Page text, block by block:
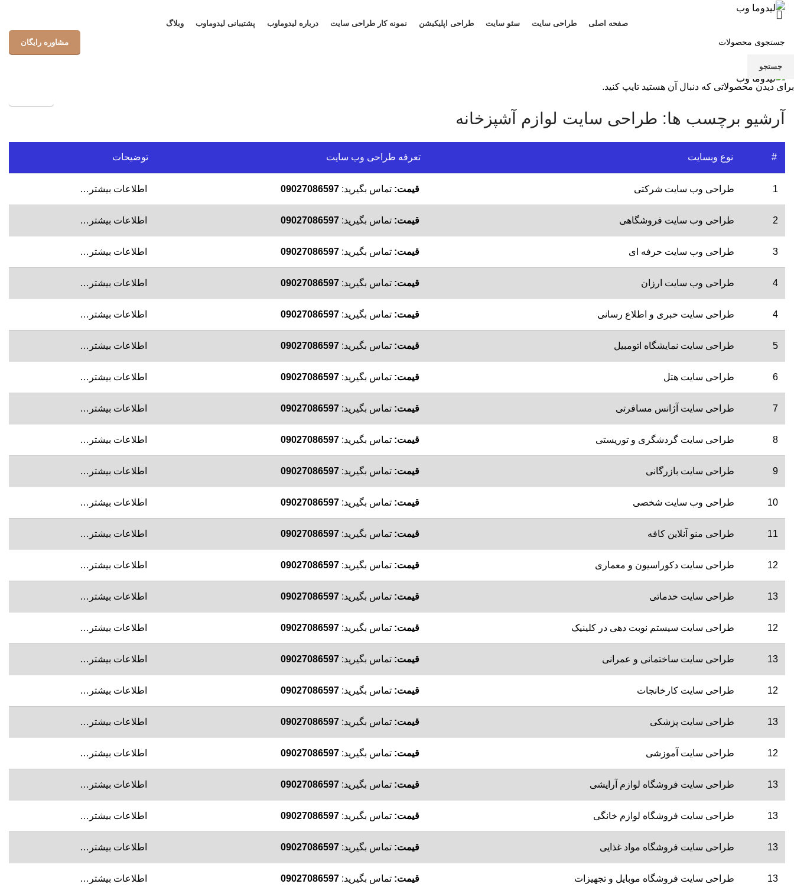
صفحه اصلی طراحی سایت سئو سایت طراحی اپلیکیشن نمونه کار طراحی سایت درباره لیدوماوب پشتیبانی لیدوماوب وبلاگ
مشاوره رایگان
آرشیو برچسب ها: طراحی سایت لوازم آشپزخانه
# نوع وبسایت تعرفه طراحی وب سایت توضیحات
1 طراحی وب سایت شرکتی قیمت: تماس بگیرید: 09027086597 اطلاعات بیشتر…
2 طراحی وب سایت فروشگاهی قیمت: تماس بگیرید: 09027086597 اطلاعات بیشتر…
3 طراحی وب سایت حرفه ای قیمت: تماس بگیرید: 09027086597 اطلاعات بیشتر…
4 طراحی وب سایت ارزان قیمت: تماس بگیرید: 09027086597 اطلاعات بیشتر…
4 طراحی سایت خبری و اطلاع رسانی قیمت: تماس بگیرید: 09027086597 اطلاعات بیشتر…
5 طراحی سایت نمایشگاه اتومبیل قیمت: تماس بگیرید: 09027086597 اطلاعات بیشتر…
6 طراحی سایت هتل قیمت: تماس بگیرید: 09027086597 اطلاعات بیشتر…
7 طراحی سایت آژانس مسافرتی قیمت: تماس بگیرید: 09027086597 اطلاعات بیشتر…
8 طراحی سایت گردشگری و توریستی قیمت: تماس بگیرید: 09027086597 اطلاعات بیشتر…
9 طراحی سایت بازرگانی قیمت: تماس بگیرید: 09027086597 اطلاعات بیشتر…
10 طراحی وب سایت شخصی قیمت: تماس بگیرید: 09027086597 اطلاعات بیشتر…
11 طراحی منو آنلاین کافه قیمت: تماس بگیرید: 09027086597 اطلاعات بیشتر…
12 طراحی سایت دکوراسیون و معماری قیمت: تماس بگیرید: 09027086597 اطلاعات بیشتر…
13 طراحی سایت خدماتی قیمت: تماس بگیرید: 09027086597 اطلاعات بیشتر…
12 طراحی سایت سیستم نوبت دهی در کلینیک قیمت: تماس بگیرید: 09027086597 اطلاعات بیشتر…
13 طراحی سایت ساختمانی و عمرانی قیمت: تماس بگیرید: 09027086597 اطلاعات بیشتر…
12 طراحی سایت کارخانجات قیمت: تماس بگیرید: 09027086597 اطلاعات بیشتر…
13 طراحی سایت پزشکی قیمت: تماس بگیرید: 09027086597 اطلاعات بیشتر…
12 طراحی سایت آموزشی قیمت: تماس بگیرید: 09027086597 اطلاعات بیشتر…
13 طراحی سایت فروشگاه لوازم آرایشی قیمت: تماس بگیرید: 09027086597 اطلاعات بیشتر…
13 طراحی سایت فروشگاه لوازم خانگی قیمت: تماس بگیرید: 09027086597 اطلاعات بیشتر…
13 طراحی سایت فروشگاه مواد غذایی قیمت: تماس بگیرید: 09027086597 اطلاعات بیشتر…
13 طراحی سایت فروشگاه موبایل و تجهیزات قیمت: تماس بگیرید: 09027086597 اطلاعات بیشتر…
جستجو
برای دیدن محصولاتی که دنبال آن هستید تایپ کنید.